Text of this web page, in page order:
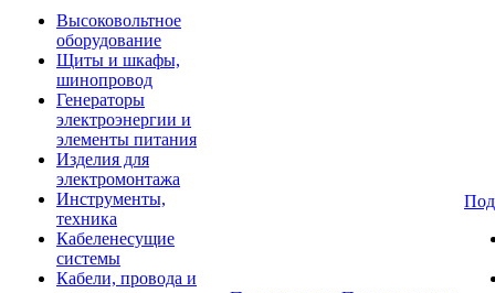
Высоковольтное
оборудование
Щиты и шкафы,
шинопровод
Генераторы
электроэнергии и
элементы питания
Изделия для
электромонтажа
Инструменты,
техника
Кабеленесущие
системы
Кабели, провода и